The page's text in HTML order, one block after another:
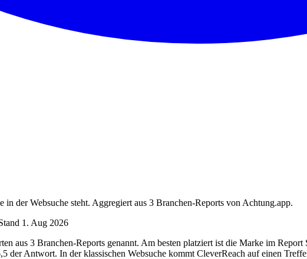
der Websuche steht. Aggregiert aus 3 Branchen-Reports von Achtung.app.
1. Aug 2026
aus 3 Branchen-Reports genannt. Am besten platziert ist die Marke im
der Antwort. In der klassischen Websuche kommt CleverReach auf einen